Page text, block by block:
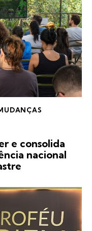
e consolida
nacional